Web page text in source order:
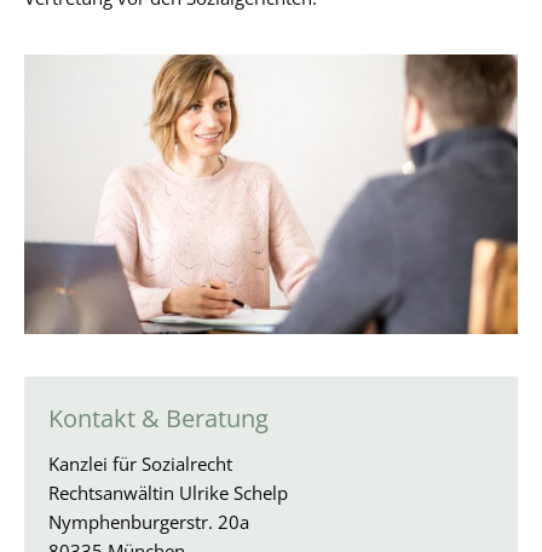
Kontakt & Beratung
Kanzlei für Sozialrecht
Rechtsanwältin Ulrike Schelp
Nymphenburgerstr. 20a